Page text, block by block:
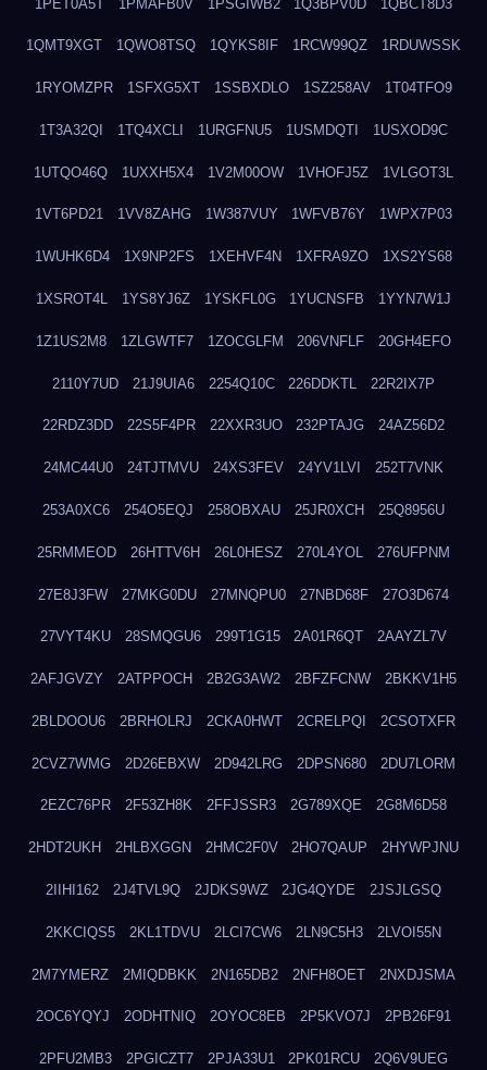
1PET0A5T 1PMAFB0V 1PSGIWB2 1Q3BPV0D 1QBCT8D3
1QMT9XGT 1QWO8TSQ 1QYKS8IF 1RCW99QZ 1RDUWSSK
1RYOMZPR 1SFXG5XT 1SSBXDLO 1SZ258AV 1T04TFO9
1T3A32QI 1TQ4XCLI 1URGFNU5 1USMDQTI 1USXOD9C
1UTQO46Q 1UXXH5X4 1V2M00OW 1VHOFJ5Z 1VLGOT3L
1VT6PD21 1VV8ZAHG 1W387VUY 1WFVB76Y 1WPX7P03
1WUHK6D4 1X9NP2FS 1XEHVF4N 1XFRA9ZO 1XS2YS68
1XSROT4L 1YS8YJ6Z 1YSKFL0G 1YUCNSFB 1YYN7W1J
1Z1US2M8 1ZLGWTF7 1ZOCGLFM 206VNFLF 20GH4EFO
2110Y7UD 21J9UIA6 2254Q10C 226DDKTL 22R2IX7P
22RDZ3DD 22S5F4PR 22XXR3UO 232PTAJG 24AZ56D2
24MC44U0 24TJTMVU 24XS3FEV 24YV1LVI 252T7VNK
253A0XC6 254O5EQJ 258OBXAU 25JR0XCH 25Q8956U
25RMMEOD 26HTTV6H 26L0HESZ 270L4YOL 276UFPNM
27E8J3FW 27MKG0DU 27MNQPU0 27NBD68F 27O3D674
27VYT4KU 28SMQGU6 299T1G15 2A01R6QT 2AAYZL7V
2AFJGVZY 2ATPPOCH 2B2G3AW2 2BFZFCNW 2BKKV1H5
2BLDOOU6 2BRHOLRJ 2CKA0HWT 2CRELPQI 2CSOTXFR
2CVZ7WMG 2D26EBXW 2D942LRG 2DPSN680 2DU7LORM
2EZC76PR 2F53ZH8K 2FFJSSR3 2G789XQE 2G8M6D58
2HDT2UKH 2HLBXGGN 2HMC2F0V 2HO7QAUP 2HYWPJNU
2IIHI162 2J4TVL9Q 2JDKS9WZ 2JG4QYDE 2JSJLGSQ
2KKCIQS5 2KL1TDVU 2LCI7CW6 2LN9C5H3 2LVOI55N
2M7YMERZ 2MIQDBKK 2N165DB2 2NFH8OET 2NXDJSMA
2OC6YQYJ 2ODHTNIQ 2OYOC8EB 2P5KVO7J 2PB26F91
2PFU2MB3 2PGICZT7 2PJA33U1 2PK01RCU 2Q6V9UEG